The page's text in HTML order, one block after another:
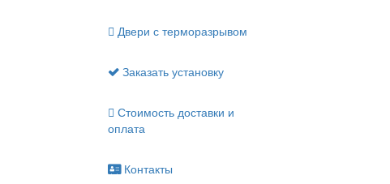
Двери с терморазрывом
Заказать установку
Стоимость доставки и
оплата
Контакты